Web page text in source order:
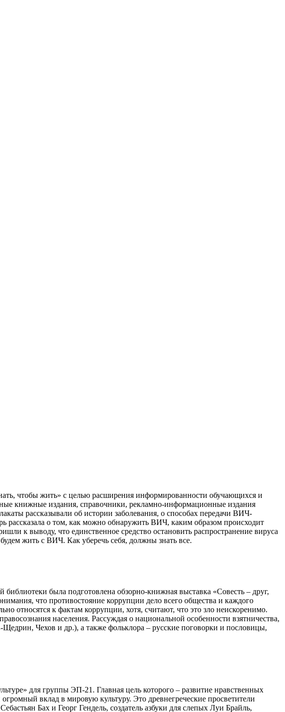
чтобы жить» с целью расширения информированности обучающихся и
книжные издания, справочники, рекламно-информационные издания
рассказывали об истории заболевания, о способах передачи ВИЧ-
о том, как можно обнаружить ВИЧ, каким образом происходит
к выводу, что единственное средство остановить распространение вируса
жить с ВИЧ. Как уберечь себя, должны знать все.
была подготовлена обзорно-книжная выставка «Совесть – друг,
что противостояние коррупции дело всего общества и каждого
относятся к фактам коррупции, хотя, считают, что это зло неискоренимо.
населения. Рассуждая о национальной особенности взятничества,
Чехов и др.), а также фольклора – русские поговорки и пословицы,
для группы ЭП-21. Главная цель которого – развитие нравственных
вклад в мировую культуру. Это древнегреческие просветители
Бах и Георг Гендель, создатель азбуки для слепых Луи Брайль,